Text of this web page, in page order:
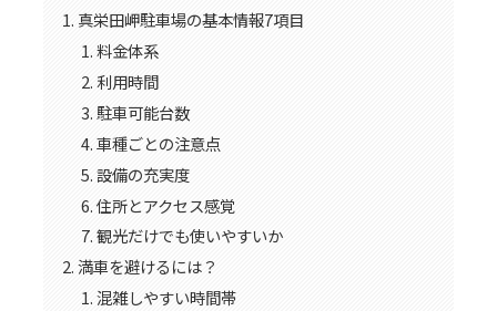
真栄田岬駐車場の基本情報7項目
料金体系
利用時間
駐車可能台数
車種ごとの注意点
設備の充実度
住所とアクセス感覚
観光だけでも使いやすいか
満車を避けるには？
混雑しやすい時間帯